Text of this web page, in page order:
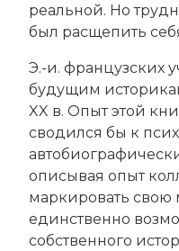
реальной. Но
был расщепить
Э.-и. французских
будущим
XX в. Опыт этой
сводился бы к
описывая опыт
маркировать свою
единственно
собственного